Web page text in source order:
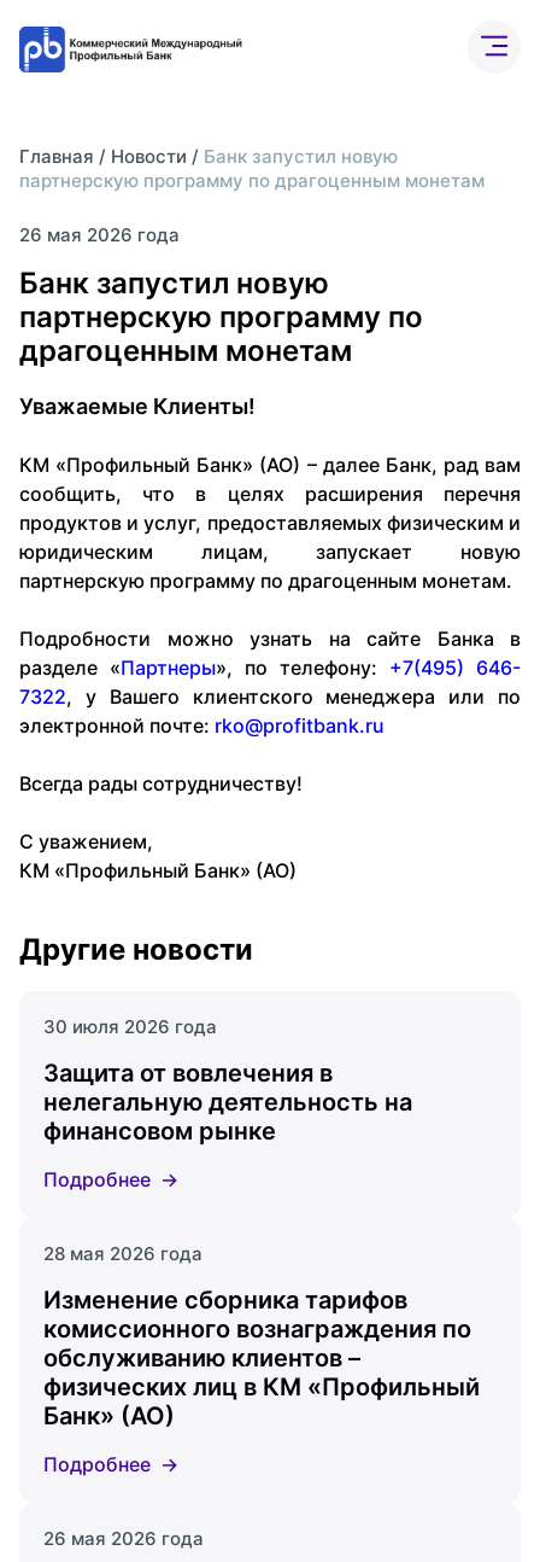
Расчетный счет
ВЭД
Депозиты
Главная / Новости / Банк запустил новую
партнерскую программу по драгоценным монетам
26 мая 2026 года
Банк запустил новую
партнерскую программу по
драгоценным монетам
Уважаемые Клиенты!
КМ «Профильный Банк» (АО) – далее Банк, рад вам
сообщить, что в целях расширения перечня
продуктов и услуг, предоставляемых физическим и
юридическим лицам, запускает новую
партнерскую программу по драгоценным монетам.
Подробности можно узнать на сайте Банка в
разделе «Партнеры», по телефону: +7(495) 646-
7322, у Вашего клиентского менеджера или по
электронной почте: rko@profitbank.ru
Всегда рады сотрудничеству!
С уважением,
КМ «Профильный Банк» (АО)
Другие новости
30 июля 2026 года
Защита от вовлечения в
нелегальную деятельность на
финансовом рынке
Подробнее
28 мая 2026 года
Изменение сборника тарифов
комиссионного вознаграждения по
обслуживанию клиентов –
физических лиц в КМ «Профильный
Банк» (АО)
Подробнее
26 мая 2026 года